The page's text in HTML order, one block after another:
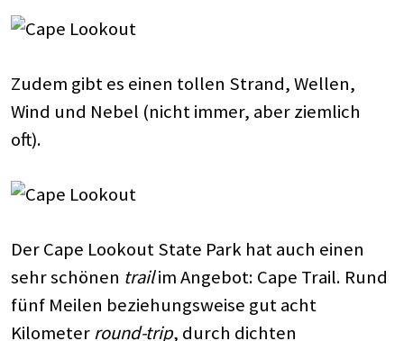
Zudem gibt es einen tollen Strand, Wellen,
Wind und Nebel (nicht immer, aber ziemlich
oft).
Der Cape Lookout State Park hat auch einen
sehr schönen trailim Angebot: Cape Trail. Rund
fünf Meilen beziehungsweise gut acht
Kilometerround-trip, durch dichten